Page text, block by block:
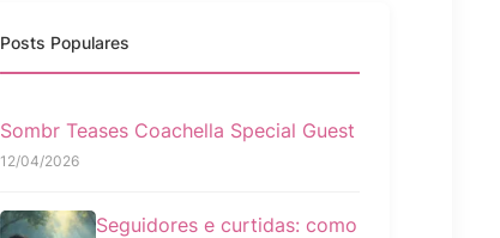
Posts Populares
Sombr Teases Coachella Special Guest
12/04/2026
Seguidores e curtidas: como